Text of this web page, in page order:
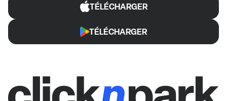
TÉLÉCHARGER
TÉLÉCHARGER